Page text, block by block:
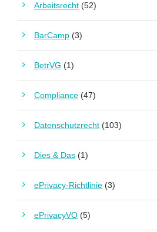
Arbeitsrecht (52)
BarCamp (3)
BetrVG (1)
Compliance (47)
Datenschutzrecht (103)
Dies & Das (1)
ePrivacy-Richtlinie (3)
ePrivacyVO (5)